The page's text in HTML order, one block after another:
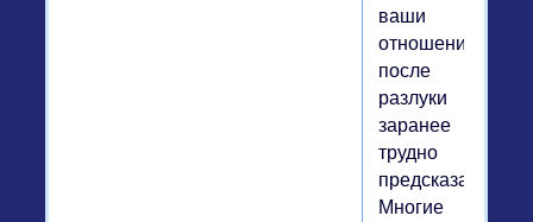
ваши
отношения
после
разлуки
заранее
трудно
предсказать.
Многие